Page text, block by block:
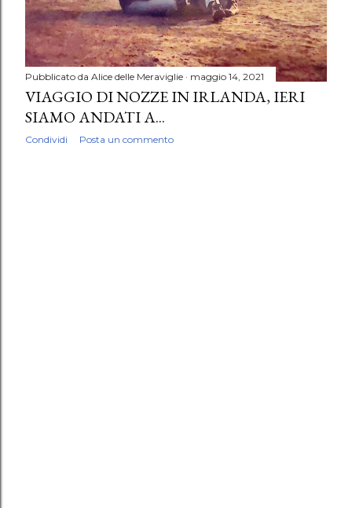
Pubblicato da Alice delle Meraviglie maggio 14, 2021
VIAGGIO DI NOZZE IN IRLANDA, IERI
SIAMO ANDATI A...
Condividi Posta un commento